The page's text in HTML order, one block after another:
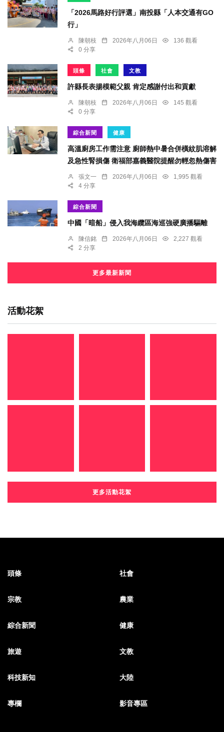
「2026馬路好行評選」南投縣「人本交通有GO
行」
陳朝枝 2026年八月06日
136 觀看
0 分享
頭條 社會 文教
許縣長表揚模範父親 肯定感謝付出和貢獻
陳朝枝 2026年八月06日
145 觀看
0 分享
綜合新聞 健康
高溫廚房工作需注意 廚師熱中暑合併橫紋肌溶解
及急性腎損傷 衛福部嘉義醫院提醒勿輕忽熱傷害
張文一 2026年八月06日
1,995 觀看
4 分享
綜合新聞
中國「暗船」侵入我海纜區海巡強硬廣播驅離
陳信銘 2026年八月06日
2,227 觀看
2 分享
更多最新新聞
活動花絮
更多活動花絮
頭條 社會
宗教 農業
綜合新聞 健康
旅遊 文教
科技新知 大陸
專欄 影音專區